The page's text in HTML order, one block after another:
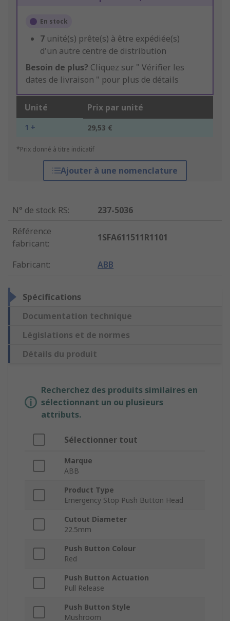
En stock
7 unité(s) prête(s) à être expédiée(s)
d'un autre centre de distribution
Besoin de plus? Cliquez sur " Vérifier les
dates de livraison " pour plus de détails
Unité Prix par unité
1 + 29,53 €
*Prix donné à titre indicatif
Ajouter à une nomenclature
N° de stock RS:
237-5036
Référence
fabricant:
1SFA611511R1101
Fabricant: ABB
Spécifications
Documentation technique
Législations et de normes
Détails du produit
Recherchez des produits similaires en
sélectionnant un ou plusieurs
attributs.
Sélectionner tout
Marque
ABB
Product Type
Emergency Stop Push Button Head
Cutout Diameter
22.5mm
Push Button Colour
Red
Push Button Actuation
Pull Release
Push Button Style
Mushroom